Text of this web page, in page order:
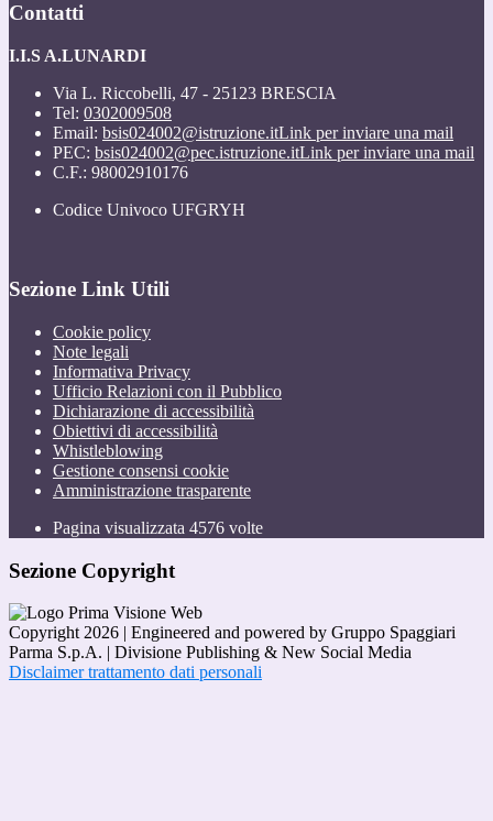
Contatti
I.I.S A.LUNARDI
Via L. Riccobelli, 47 - 25123 BRESCIA
Tel: 0302009508
Email: bsis024002@istruzione.itLink per inviare una mail
PEC: bsis024002@pec.istruzione.itLink per inviare una mail
C.F.: 98002910176
Codice Univoco UFGRYH
Sezione Link Utili
Cookie policy
Note legali
Informativa Privacy
Ufficio Relazioni con il Pubblico
Dichiarazione di accessibilità
Obiettivi di accessibilità
Whistleblowing
Gestione consensi cookie
Amministrazione trasparente
Pagina visualizzata 4576 volte
Sezione Copyright
Copyright 2026 | Engineered and powered by Gruppo Spaggiari
Parma S.p.A. | Divisione Publishing & New Social Media
Disclaimer trattamento dati personali